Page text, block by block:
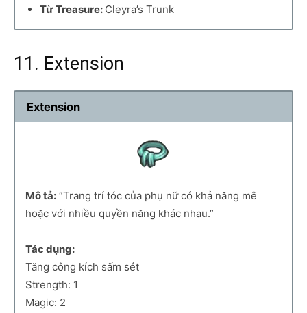
Từ Treasure: Cleyra’s Trunk
11. Extension
Extension
Mô tả: “Trang trí tóc của phụ nữ có khả năng mê
hoặc với nhiều quyền năng khác nhau.”
Tác dụng:
Tăng công kích sấm sét
Strength: 1
Magic: 2